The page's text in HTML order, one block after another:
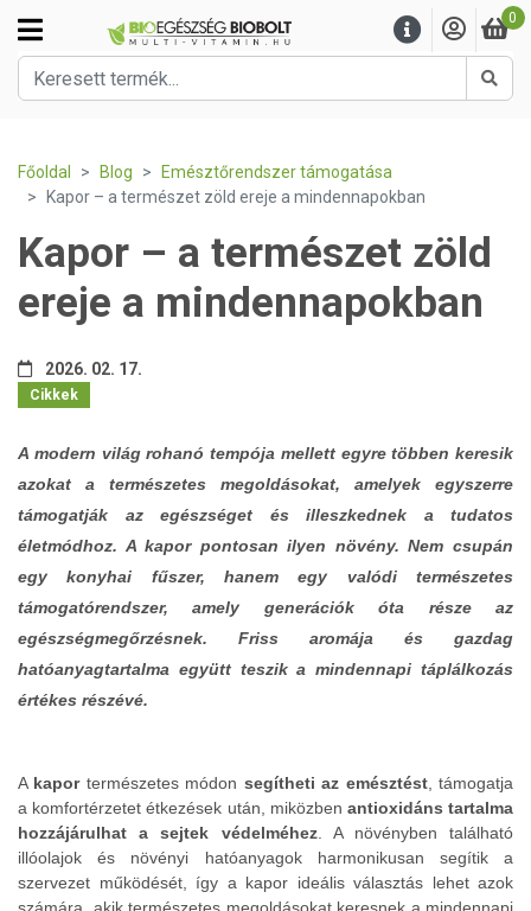
0
Főoldal Blog
Emésztőrendszer támogatása
Kapor – a természet zöld ereje a mindennapokban
Kapor – a természet zöld
ereje a mindennapokban
2026. 02. 17.
Cikkek
A modern világ rohanó tempója mellett egyre többen keresik
azokat a természetes megoldásokat, amelyek egyszerre
támogatják az egészséget és illeszkednek a tudatos
életmódhoz. A kapor pontosan ilyen növény. Nem csupán
egy konyhai fűszer, hanem egy valódi természetes
támogatórendszer, amely generációk óta része az
egészségmegőrzésnek. Friss aromája és gazdag
hatóanyagtartalma együtt teszik a mindennapi táplálkozás
értékes részévé.
A kaportermészetes módon segítheti az emésztést, támogatja
a komfortérzetet étkezések után, miközben antioxidáns tartalma
hozzájárulhat a sejtek védelméhez. A növényben található
illóolajok és növényi hatóanyagok harmonikusan segítik a
szervezet működését, így a kapor ideális választás lehet azok